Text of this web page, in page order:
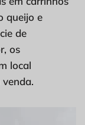
queijo e
de
os
local